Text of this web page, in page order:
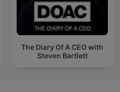
The Diary Of A CEO with
Steven Bartlett